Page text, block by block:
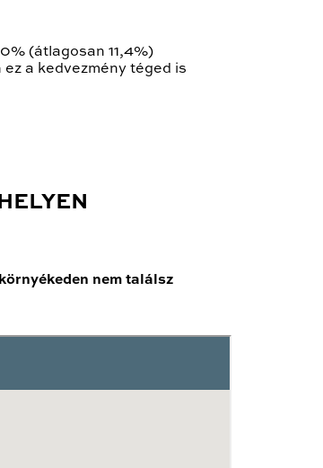
(átlagosan 11,4%)
a kedvezmény téged is
nem találsz